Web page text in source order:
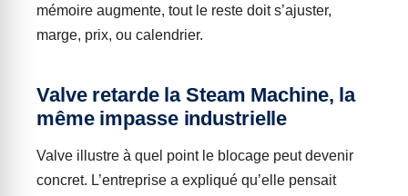
mémoire augmente, tout le reste doit s’ajuster,
marge, prix, ou calendrier.
Valve retarde la Steam Machine, la
même impasse industrielle
Valve illustre à quel point le blocage peut devenir
concret. L’entreprise a expliqué qu’elle pensait